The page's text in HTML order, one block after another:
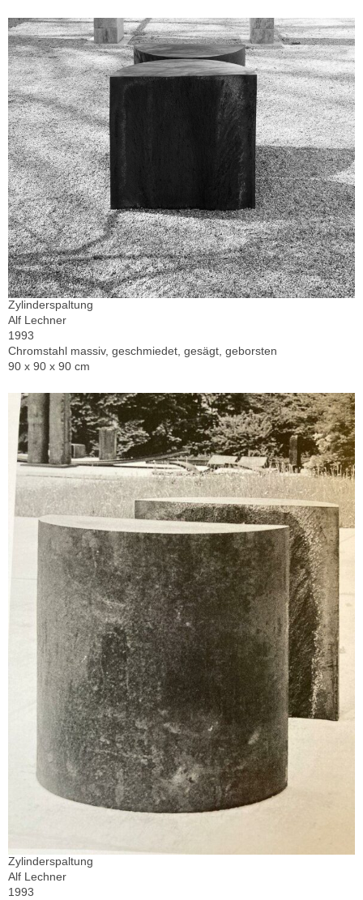
Zylinderspaltung
Alf Lechner
1993
Chromstahl massiv, geschmiedet, gesägt, geborsten
90 x 90 x 90 cm
Zylinderspaltung
Alf Lechner
1993